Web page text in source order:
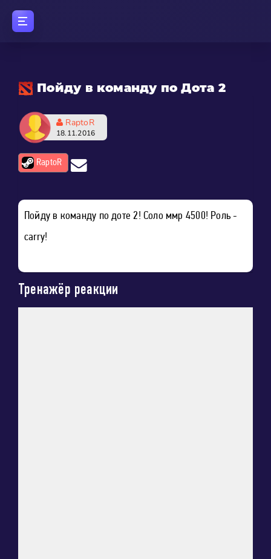
Пойду в команду по Дота 2
RaptoR
18.11.2016
RaptoR
Пойду в команду по доте 2! Соло ммр 4500! Роль -
carry!
Тренажёр реакции